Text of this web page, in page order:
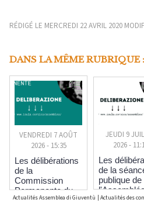
RÉDIGÉ LE MERCREDI 22 AVRIL 2020
DANS LA MÊME RUBRIQUE :
VENDREDI 7 AOÛT
2026 - 15:35
Les délibérations
de la
Commission
Permanente du
29 juillet 2026
JEUDI 9
2026 -
Les
de la
publique de
Corse des
Actualités Assemblea di Giuventù | Actualités des